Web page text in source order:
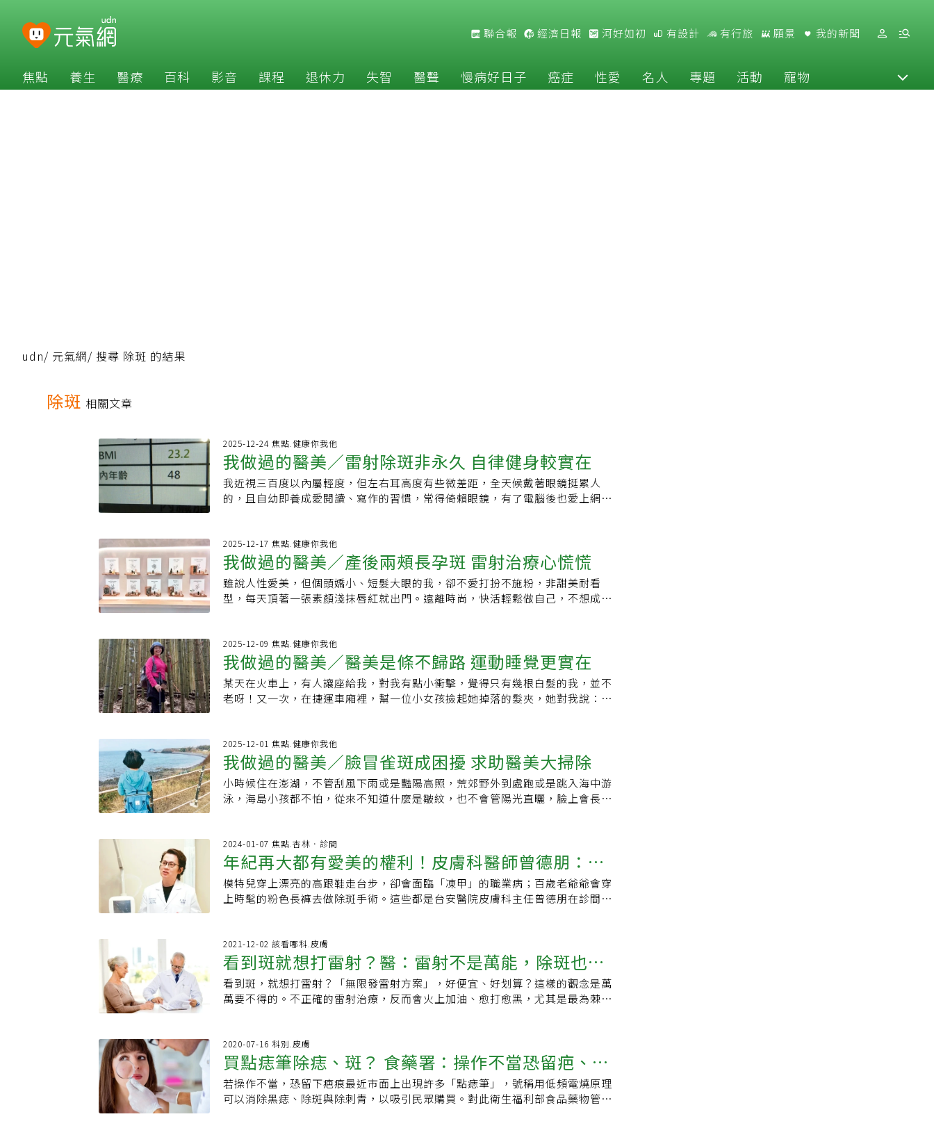
聯合報 經濟日報 河好如初 有設計 有行旅 願景 我的新聞
焦點 養生 醫療 百科 影音 課程 退休力 失智 醫聲 慢病好日子 癌症 性愛 名人 專題 活動 寵物
udn/ 元氣網/ 搜尋 除斑 的結果
除斑 相關文章
2025-12-24 焦點.健康你我他
我做過的醫美／雷射除斑非永久 自律健身較實在
我近視三百度以內屬輕度，但左右耳高度有些微差距，全天候戴著眼鏡挺累人
的，且自幼即養成愛閱讀、寫作的習慣，常得倚賴眼鏡，有了電腦後也愛上網逛
至今印象依然深刻，手術時有股煙硝味，術後略作休息，領了藥、戴上太陽眼鏡
即返家，立刻食用預先準備的鱸魚湯，復原速度驚人，隔天複診，被醫師誇是模
範生。年輕時愛美，除了不想戴眼鏡，也做過護膚及雷射除斑，美容師安慰說，
「別怕，雷射時就像被蚊子叮咬般，還沒到痛的地步。」至於費用，早已不復記
憶，但依稀記得事後買了三萬多元的護膚保養品，不諱言，使用後皮膚氣色都超
哈大笑起來，果真今非昔比啊。如今常告訴自己：與其「金玉其外，敗絮其
中」，還不如持續自律運動、閱讀、寫作，往內修顧根本，日前測得體內年齡
48，BMI23.2的漂亮數據，與實際年齡大相逕庭，我心足矣。
2025-12-17 焦點.健康你我他
我做過的醫美／產後兩頰長孕斑 雷射治療心慌慌
雖說人性愛美，但個頭嬌小、短髮大眼的我，卻不愛打扮不施粉，非甜美耐看
型，每天頂著一張素顏淺抹唇紅就出門。遠離時尚，快活輕鬆做自己，不想成為
如此高費用，當下急打退堂鼓，決定戴眼鏡遮醜。再次進行醫美療程，是產後因
荷爾蒙變化在兩頰上長了像刺青般孕斑，一開始沒在意也不理會，日積月累下，
臉色暗淡無光、精神不濟，外形走了樣，漸漸失去陽光般的自我。為此，求助曾
去斑美肌的老媽帶我去除斑，她當下帶我到表姊夫開的皮膚科門診，並立即採雷
射淡斑治療。躺在診椅上經歷那錐心針刺的恐懼後，兩頰貼滿紗布迅速逃離現
護膚品，叮嚀自己小心洗臉和敷面膜，讓臉蛋恢復明亮光彩。直到現在，我仍不
打扮保持乾淨的臉，慎選臉部護膚用品，出外做好防曬措施。每日適當飲食、充
足睡眠、固定運動，幾十年來臉上光潔無斑，凍齡有成。今年同學會仍舊聽到：
「妳怎麼都沒變」的問候。
2025-12-09 焦點.健康你我他
我做過的醫美／醫美是條不歸路 運動睡覺更實在
某天在火車上，有人讓座給我，對我有點小衝擊，覺得只有幾根白髮的我，並不
老呀！又一次，在捷運車廂裡，幫一位小女孩撿起她掉落的髮夾，她對我說：
的沙發及精緻茶點。不過，羊毛出在羊身上，琳瑯滿目的醫美項目，每一種都價
格不菲。我本來只是要除斑，在服務人員推銷下又買了美白項目。除斑結束，服
務人員又說，除斑通常要兩到三次才能完全把臉部斑點除乾淨，想和我約下一次
時間，我問：「下一次的療程要再付費嗎？」答案是「要」，本來打折後覺得不
貴，但幾次加起來就不便宜。原來這就是商家的促銷手段，先用低價吸引顧客走
大部分醫美項目屬侵入性治療，多年後可能變形或有副作用，許多明星整容後，
僵硬的臉部表情就是最好的說明。現在我想通了，「自然就是美！」勤快運動、
好好睡覺、營養均衡及保持好心情，讓自己精神奕奕、容光煥發、不顯老態，醫
不醫美都不重要了。
2025-12-01 焦點.健康你我他
我做過的醫美／臉冒雀斑成困擾 求助醫美大掃除
小時候住在澎湖，不管刮風下雨或是豔陽高照，荒郊野外到處跑或是跳入海中游
泳，海島小孩都不怕，從來不知道什麼是皺紋，也不會管陽光直曬，臉上會長出
支出，即使發現臉上有斑，卻無暇無錢照顧自己的外表，等到黑斑漸漸成形，洗
也洗不掉，它們就變成我的生活困擾。後來生活較為寬裕，有一回住家附近剛好
新開一家皮膚科診所，我經過時看診所廣告有除斑項目，於是就診詢問後，就勇
敢地接受醫師的雷射除斑治療，多年前的除斑技術尚未先進，除斑後會留有傷
口，必須貼人工貼皮十天左右，斑點才會漸漸消除，而且要注意防曬，這是我的
霧唇、瘦身、除皺、除眼袋等醫美項目琳瑯滿目，雖費用頗高，但愛美人士還是
趨之若鶩、不美不休。每個人都敵不過大自然的催化，變老是人生必經的過程，
不過，就我而言，大部分醫美項目我都忽略，只選擇每年做一次除斑大掃除，讓
臉上有光，人生有光。
2024-01-07 焦點.杏林．診間
年紀再大都有愛美的權利！皮膚科醫師曾德朋：把
握3個單純 保養可以很簡單
模特兒穿上漂亮的高跟鞋走台步，卻會面臨「凍甲」的職業病；百歲老爺爺會穿
上時髦的粉色長褲去做除斑手術。這些都是台安醫院皮膚科主任曾德朋在診間看
單」，關鍵就是把握步驟、品牌、成分的「3個單純」。品牌要單純，防曬保濕做
好，抗老美白就成功一半。行醫22年的曾德朋笑說，自己都已經是快50歲的中年
大叔，這個年紀的「帥」應該要靠內在，他每天5點多起床，讀文獻、處理行政文
書，7點多送孩子上學，過程中把握難得的親子時光，且再忙碌，也堅持每天至少
要有一餐正常吃。談到皮膚保養心法，曾德朋認為「簡單的保養、保養可以很簡
濕、防曬、去角質一次搞定。男性防曬不只防長斑等「膚淺」問題，更是預防皮
膚癌。曾德朋說，因為選了這個專科，的確比較知道皮膚照護細節，例如感覺快
長痘痘了，就知道要用什麼藥物，避免後續出現痘疤或色素沉澱。有些人會質疑
「男生為何要防曬」，但擦防曬、撐傘等保護皮膚的細節，除了為避免長斑等
2021-12-02 該看哪科.皮膚
看到斑就想打雷射？醫：雷射不是萬能，除斑也要
對症治療！
看到斑，就想打雷射？「無限發雷射方案」，好便宜、好划算？這樣的觀念是萬
萬要不得的。不正確的雷射治療，反而會火上加油、愈打愈黑，尤其是最為棘手
不過，雷射伴隨著熱能，受到太多熱刺激的黑色素細胞，會逆境求生、更加賣力
地製造黑色素，因而造成術後反黑。隨著科技進步，雷射的脈寬，也就是雷射的
加熱時間，從奈秒（10的-9次方秒），進化到「皮秒」（10的-12次方秒）等級。
雖然加熱時間愈短，的確愈能讓加熱侷限於黑色素本體，但若是打的發數多，一
樣會累積太多熱能，而影響到黑色素細胞。況且，現在稱為「皮秒」雷射的機
2020-07-16 科別.皮膚
買點痣筆除痣、斑？ 食藥署：操作不當恐留疤、蜂
窩性組織炎
若操作不當，恐留下疤痕最近市面上出現許多「點痣筆」，號稱用低頻電燒原理
可以消除黑痣、除斑與除刺青，以吸引民眾購買。對此衛生福利部食品藥物管理